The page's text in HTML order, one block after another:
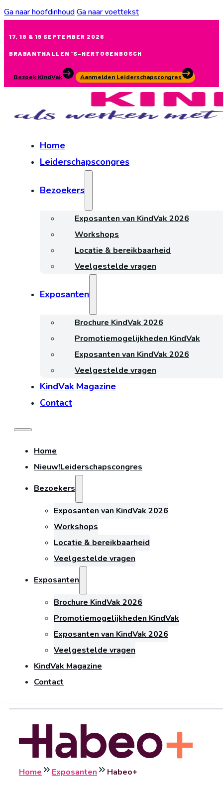
Ga naar hoofdinhoudGa naar voettekst
17, 18 & 19 SEPTEMBER 2026
BRABANTHALLEN ‘S-HERTOGENBOSCH
Bezoek KindVak Aanmelden Leiderschapscongres
Home
Leiderschapscongres
Bezoekers
Exposanten van KindVak 2026
Workshops
Locatie & bereikbaarheid
Veelgestelde vragen
Exposanten
Brochure KindVak 2026
Promotiemogelijkheden KindVak
Exposanten van KindVak 2026
Veelgestelde vragen
KindVak Magazine
Contact
Home
Nieuw!Leiderschapscongres
Bezoekers
Exposanten van KindVak 2026
Workshops
Locatie & bereikbaarheid
Veelgestelde vragen
Exposanten
Brochure KindVak 2026
Promotiemogelijkheden KindVak
Exposanten van KindVak 2026
Veelgestelde vragen
KindVak Magazine
Contact
Home Exposanten Habeo+